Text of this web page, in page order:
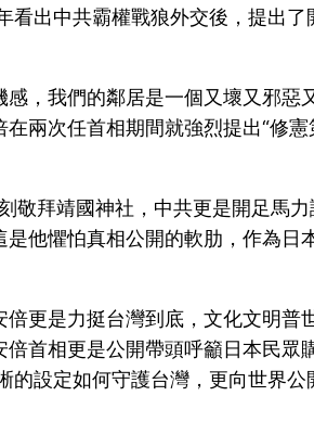
出中共霸權戰狼外交後，提出了
，我們的鄰居是一個又壞又邪惡
兩次任首相期間就強烈提出“修憲
敬拜靖國神社，中共更是開足馬
他懼怕真相公開的軟肋，作為日
更是力挺台灣到底，文化文明普
首相更是公開帶頭呼籲日本民眾
設定如何守護台灣，更向世界公